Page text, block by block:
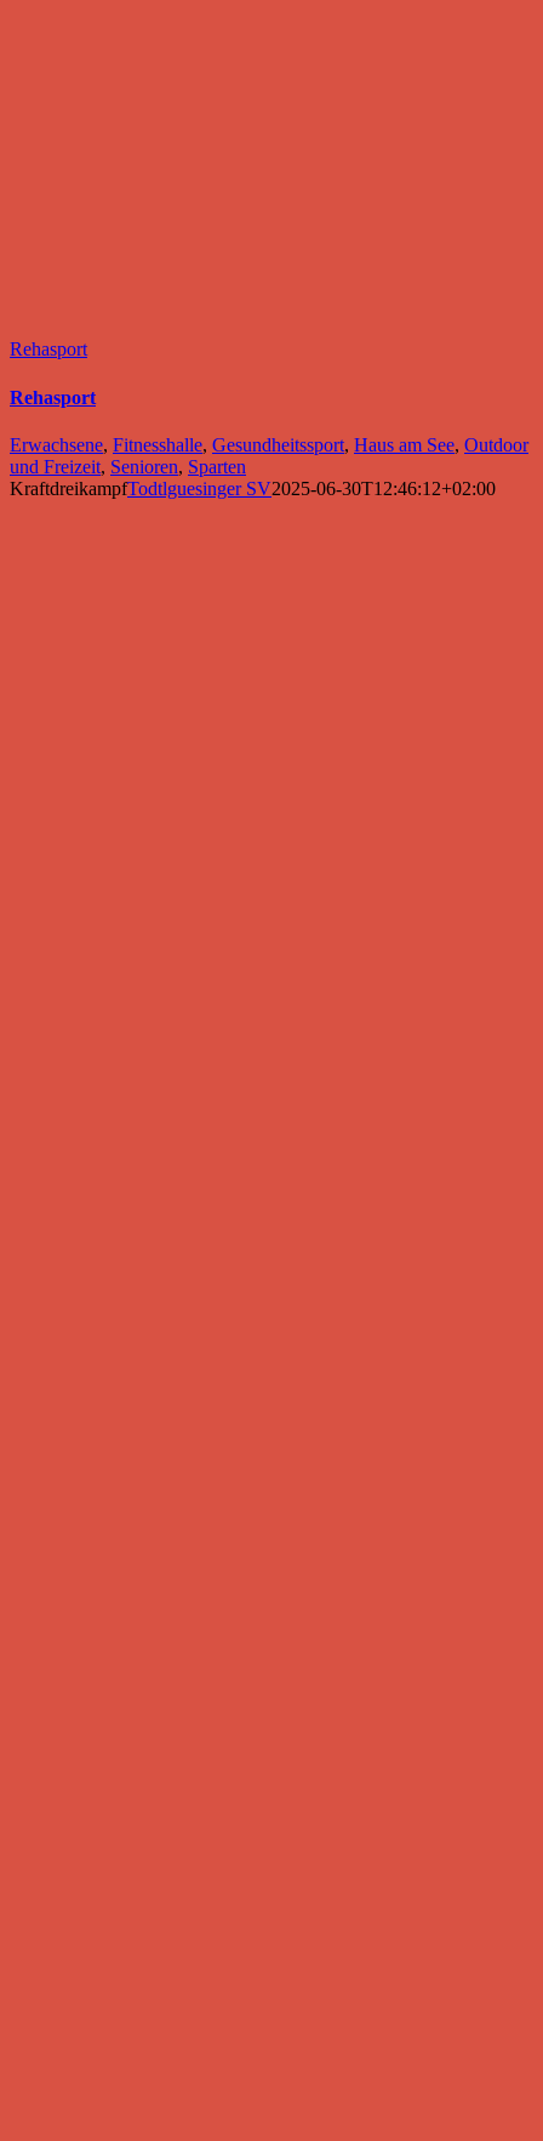
Rehasport
Rehasport
Erwachsene, Fitnesshalle, Gesundheitssport, Haus am See, Outdoor
und Freizeit, Senioren, Sparten
KraftdreikampfTodtlguesinger SV2025-06-30T12:46:12+02:00